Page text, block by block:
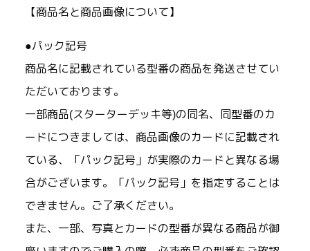
【商品名と商品画像について】
●パック記号
商品名に記載されている型番の商品を発送させてい
ただいております。
一部商品(スターターデッキ等)の同名、同型番のカ
ードにつきましては、商品画像のカードに記載され
ている、「パック記号」が実際のカードと異なる場
合がございます。「パック記号」を指定することは
できません。ご了承ください。
また、一部、写真とカードの型番が異なる商品が御